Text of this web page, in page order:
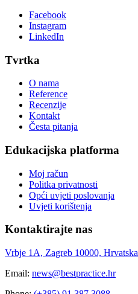
Facebook
Instagram
LinkedIn
Tvrtka
O nama
Reference
Recenzije
Kontakt
Česta pitanja
Edukacijska platforma
Moj račun
Politka privatnosti
Opći uvjeti poslovanja
Uvjeti korištenja
Kontaktirajte nas
Vrbje 1A, Zagreb 10000, Hrvatska
Email: news@bestpractice.hr